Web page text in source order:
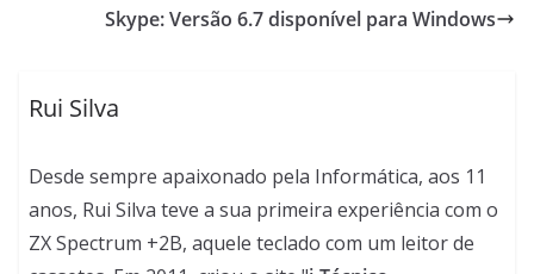
Skype: Versão 6.7 disponível para Windows
Rui Silva
Desde sempre apaixonado pela Informática, aos 11
anos, Rui Silva teve a sua primeira experiência com o
ZX Spectrum +2B, aquele teclado com um leitor de